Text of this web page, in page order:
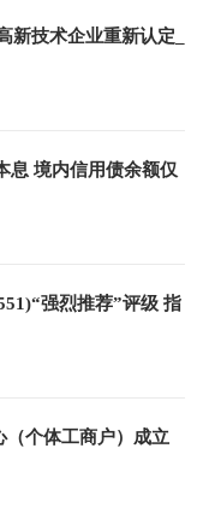
新技术企业重新认定_
息 境内信用债余额仅
强烈推荐”评级 指
（个体工商户）成立